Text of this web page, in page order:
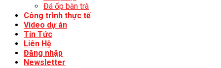
Đá ốp bàn trà
Công trình thực tế
Video dự án
Tin Tức
Liên Hệ
Đăng nhập
Newsletter